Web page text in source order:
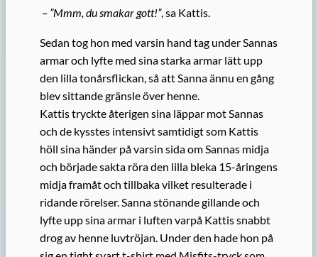
– ”Mmm, du smakar gott!”, sa Kattis.
Sedan tog hon med varsin hand tag under Sannas
armar och lyfte med sina starka armar lätt upp
den lilla tonårsflickan, så att Sanna ännu en gång
blev sittande gränsle över henne.
Kattis tryckte återigen sina läppar mot Sannas
och de kysstes intensivt samtidigt som Kattis
höll sina händer på varsin sida om Sannas midja
och började sakta röra den lilla bleka 15-åringens
midja framåt och tillbaka vilket resulterade i
ridande rörelser. Sanna stönande gillande och
lyfte upp sina armar i luften varpå Kattis snabbt
drog av henne luvtröjan. Under den hade hon på